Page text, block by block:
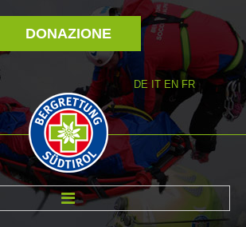
DONAZIONE
DE IT EN FR